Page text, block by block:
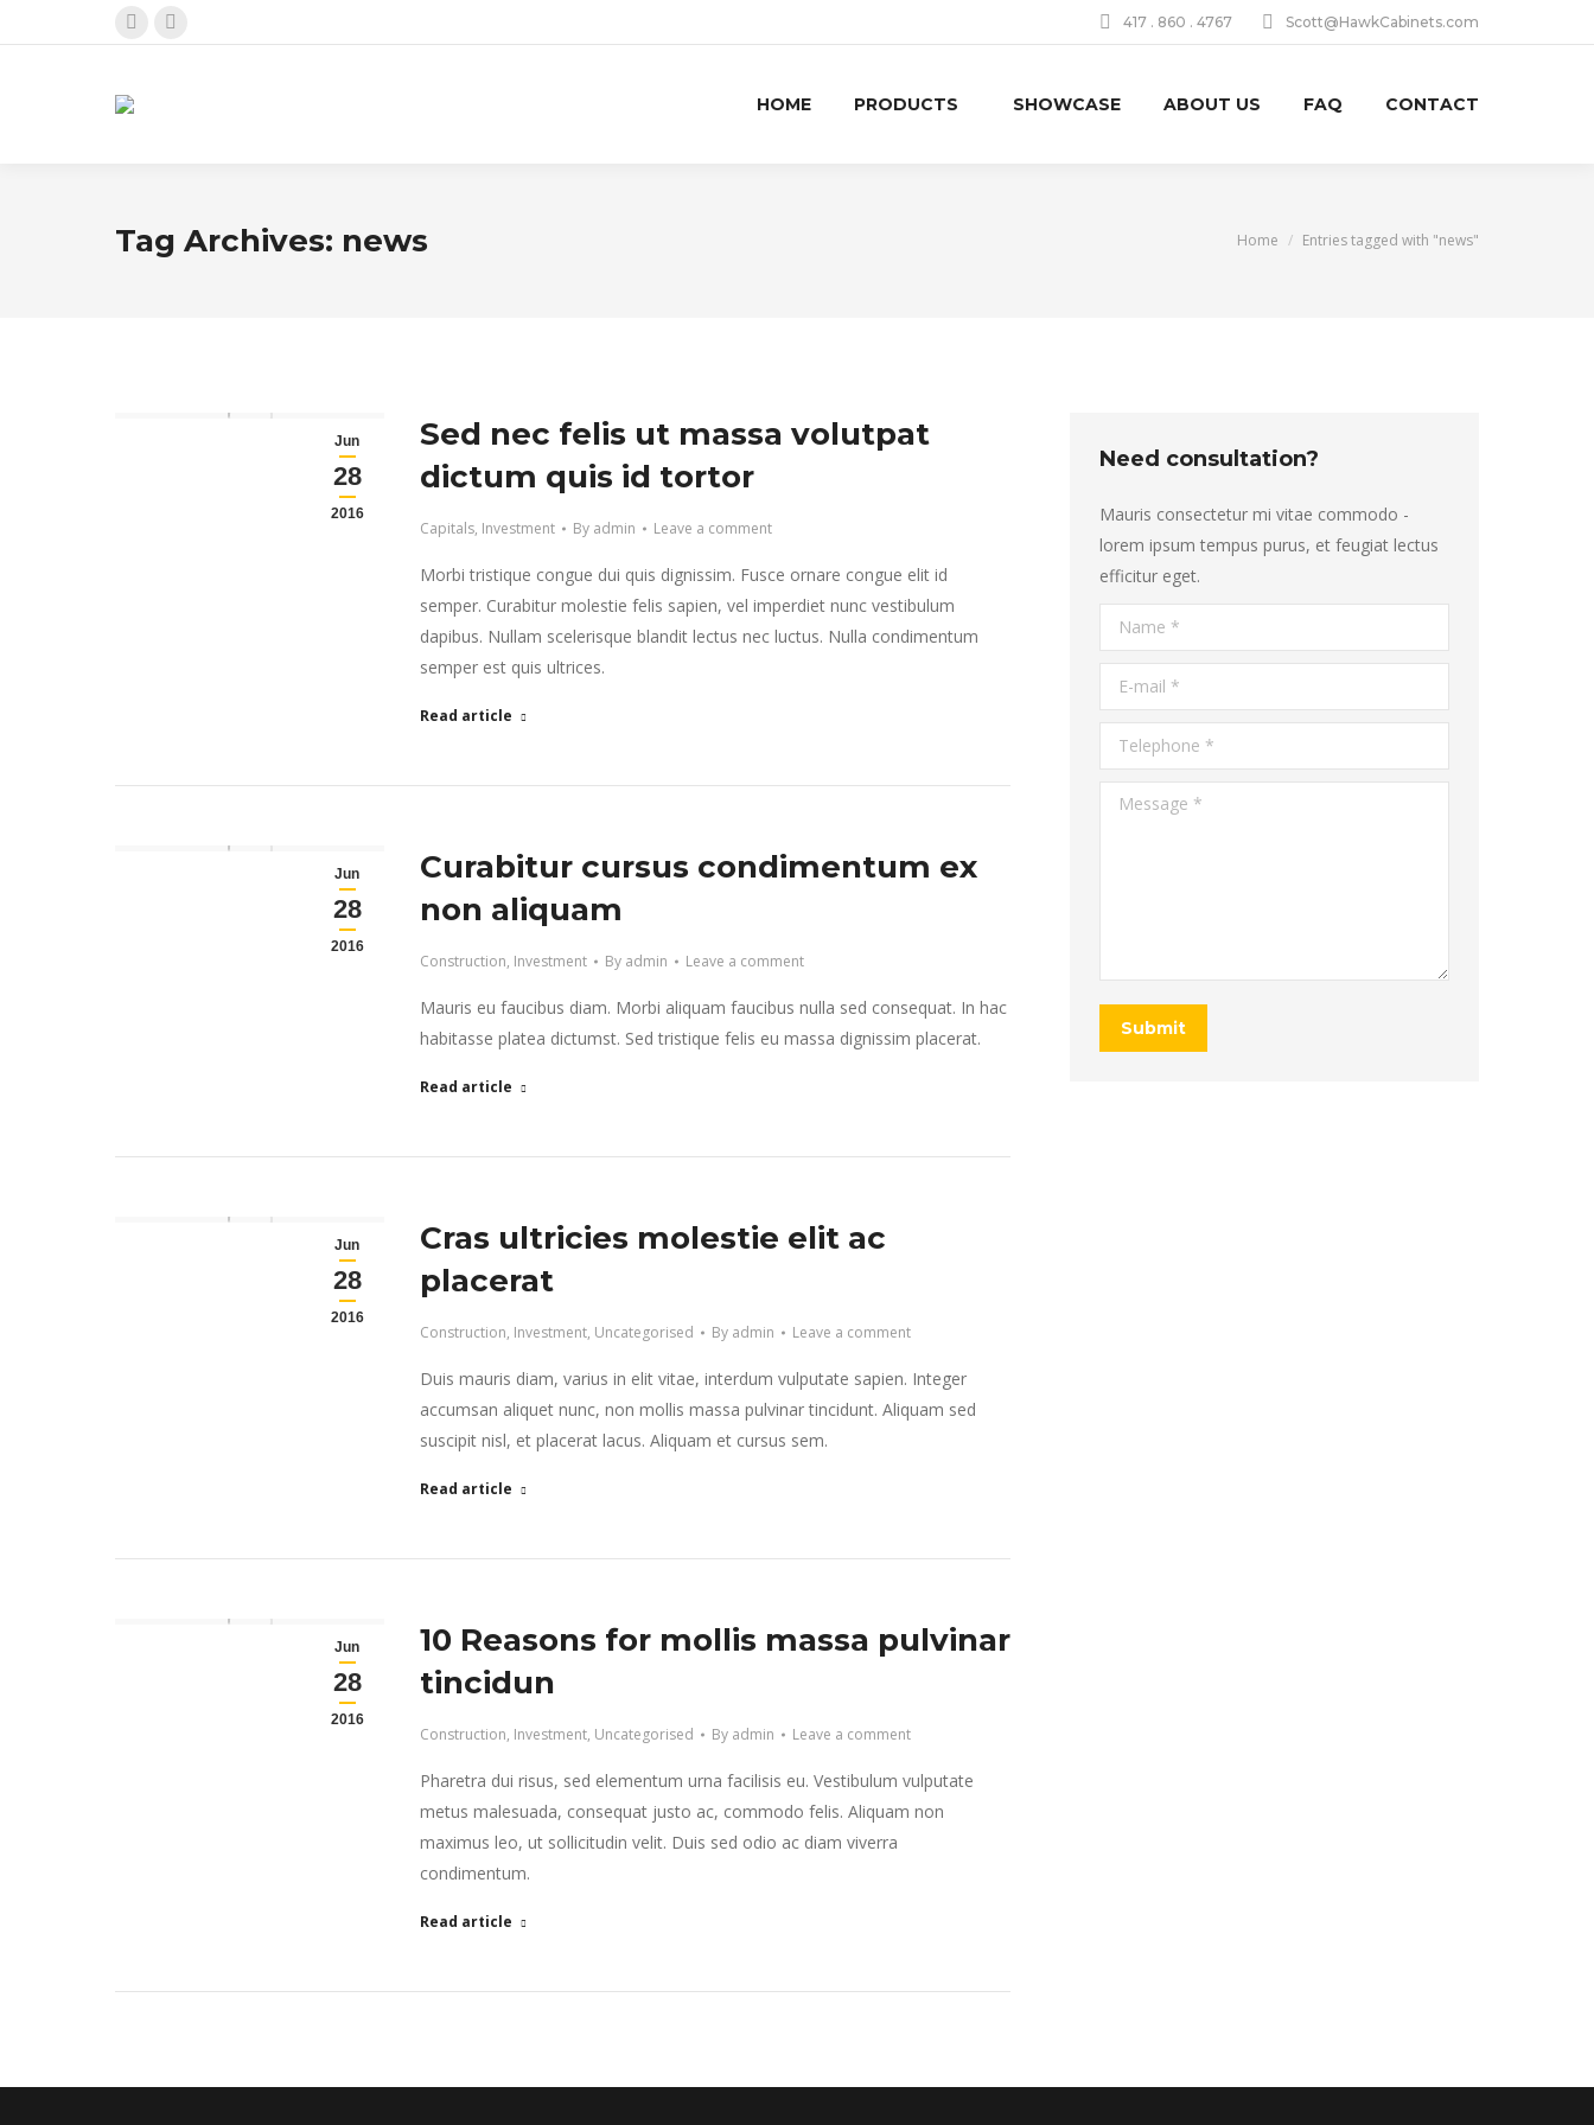
opens
417 . 860 . 4767‬ Scott@HawkCabinets.com
HOME PRODUCTS SHOWCASE ABOUT US FAQ CONTACT
Tag Archives: news You are here:
Home Entries tagged with "news"
Jun
28
2016
Sed nec felis ut massa volutpat
dictum quis id tortor
Capitals, Investment By admin Leave a comment
Morbi tristique congue dui quis dignissim. Fusce ornare congue elit id
semper. Curabitur molestie felis sapien, vel imperdiet nunc vestibulum
dapibus. Nullam scelerisque blandit lectus nec luctus. Nulla condimentum
semper est quis ultrices.
Read article
Jun
28
2016
Curabitur cursus condimentum ex
non aliquam
Construction, Investment By admin Leave a comment
Mauris eu faucibus diam. Morbi aliquam faucibus nulla sed consequat. In hac
habitasse platea dictumst. Sed tristique felis eu massa dignissim placerat.
Read article
Jun
28
2016
Cras ultricies molestie elit ac
placerat
Construction, Investment, Uncategorised By admin Leave a comment
Duis mauris diam, varius in elit vitae, interdum vulputate sapien. Integer
accumsan aliquet nunc, non mollis massa pulvinar tincidunt. Aliquam sed
suscipit nisl, et placerat lacus. Aliquam et cursus sem.
Read article
Jun
28
2016
10 Reasons for mollis massa pulvinar
tincidun
Construction, Investment, Uncategorised By admin Leave a comment
Pharetra dui risus, sed elementum urna facilisis eu. Vestibulum vulputate
metus malesuada, consequat justo ac, commodo felis. Aliquam non
maximus leo, ut sollicitudin velit. Duis sed odio ac diam viverra
condimentum.
Read article
Need consultation?
Mauris consectetur mi vitae commodo -
lorem ipsum tempus purus, et feugiat lectus
efficitur eget.
Name *
E-mail *
Telephone *
Message *
Submit